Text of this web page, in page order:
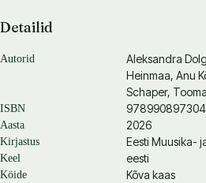
Detailid
Autorid Aleksandra
Heinmaa, Anu
Schaper,
ISBN
Aasta 2026
Kirjastus Eesti Muusika-
Keel eesti
Köide Kõva kaas